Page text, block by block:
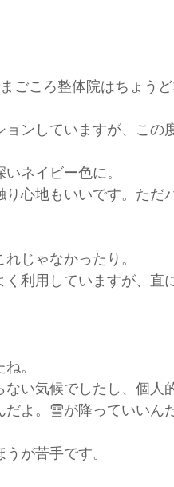
ごころ整体院はちょうど
ンしていますが、この
ネイビー色に。
り心地もいいです。ただ
じゃなかったり。
利用していますが、直
。
い気候でしたし、個人
よ。雪が降っていいん
が苦手です。